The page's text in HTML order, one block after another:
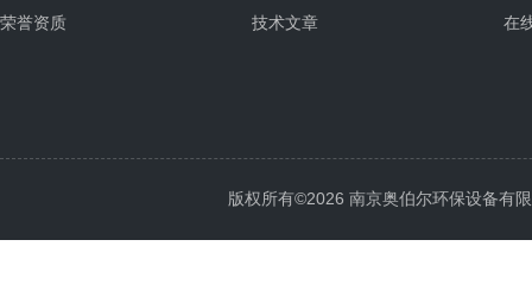
荣誉资质
技术文章
在
版权所有©2026 南京奥伯尔环保设备有